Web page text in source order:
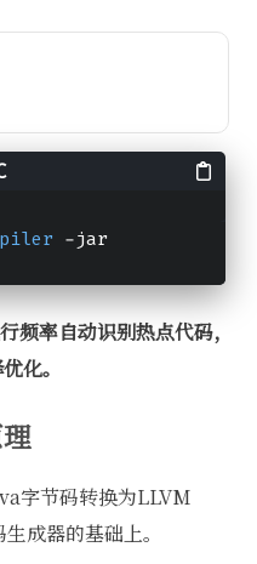
-jar
频率自动识别热点代码，
化。
字节码转换为LLVM
成器的基础上。